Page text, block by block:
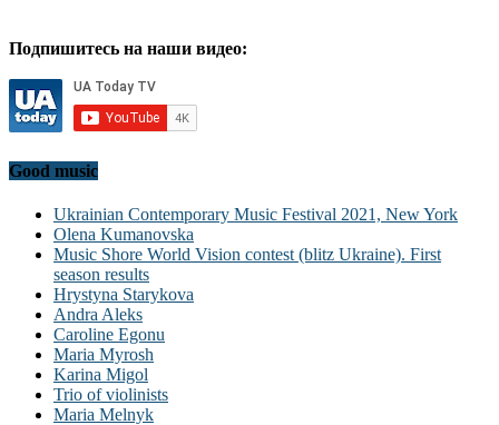
Подпишитесь на наши видео:
Good music
Ukrainian Contemporary Music Festival 2021, New York
Olena Kumanovska
Music Shore World Vision contest (blitz Ukraine). First
season results
Hrystyna Starykova
Andra Aleks
Caroline Egonu
Maria Myrosh
Karina Migol
Trio of violinists
Maria Melnyk